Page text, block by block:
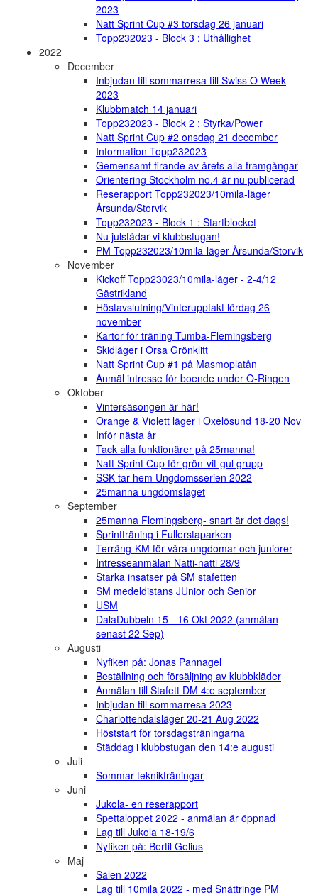
2023
Natt Sprint Cup #3 torsdag 26 januari
Topp232023 - Block 3 : Uthållighet
2022
December
Inbjudan till sommarresa till Swiss O Week
2023
Klubbmatch 14 januari
Topp232023 - Block 2 : Styrka/Power
Natt Sprint Cup #2 onsdag 21 december
Information Topp232023
Gemensamt firande av årets alla framgångar
Orientering Stockholm no.4 är nu publicerad
Reserapport Topp232023/10mila-läger
Årsunda/Storvik
Topp232023 - Block 1 : Startblocket
Nu julstädar vi klubbstugan!
PM Topp232023/10mila-läger Årsunda/Storvik
November
Kickoff Topp23023/10mila-läger - 2-4/12
Gästrikland
Höstavslutning/Vinterupptakt lördag 26
november
Kartor för träning Tumba-Flemingsberg
Skidläger i Orsa Grönklitt
Natt Sprint Cup #1 på Masmoplatån
Anmäl intresse för boende under O-Ringen
Oktober
Vintersäsongen är här!
Orange & Violett läger i Oxelösund 18-20 Nov
Inför nästa år
Tack alla funktionärer på 25manna!
Natt Sprint Cup för grön-vit-gul grupp
SSK tar hem Ungdomsserien 2022
25manna ungdomslaget
September
25manna Flemingsberg- snart är det dags!
Sprintträning i Fullerstaparken
Terräng-KM för våra ungdomar och juniorer
Intresseanmälan Natti-natti 28/9
Starka insatser på SM stafetten
SM medeldistans JUnior och Senior
USM
DalaDubbeln 15 - 16 Okt 2022 (anmälan
senast 22 Sep)
Augusti
Nyfiken på: Jonas Pannagel
Beställning och försäljning av klubbkläder
Anmälan till Stafett DM 4:e september
Inbjudan till sommarresa 2023
Charlottendalsläger 20-21 Aug 2022
Höststart för torsdagsträningarna
Städdag i klubbstugan den 14:e augusti
Juli
Sommar-teknikträningar
Juni
Jukola- en reserapport
Spettaloppet 2022 - anmälan är öppnad
Lag till Jukola 18-19/6
Nyfiken på: Bertil Gelius
Maj
Sälen 2022
Lag till 10mila 2022 - med Snättringe PM